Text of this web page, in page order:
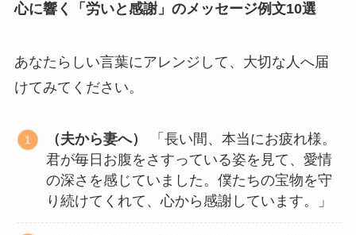
心に響く「労いと感謝」のメッセージ例文10選
あなたらしい言葉にアレンジして、大切な人へ届
けてみてください。
（夫から妻へ）
「長い間、本当にお疲れ様。
君が毎日お腹をさすっている姿を見て、愛情
の深さを感じていました。僕たちの宝物を守
り続けてくれて、心から感謝しています。」